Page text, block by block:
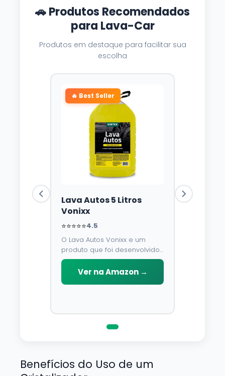
🚗 Produtos Recomendados
para Lava-Car
Produtos em destaque para facilitar sua
escolha
🔥 Best Seller
Lava Autos 5 Litros
Vonixx
⭐⭐⭐⭐⭐4.5
O Lava Autos Vonixx e um
produto que foi desenvolvido
para limpar, proteger e
conservar a lataria do veiculo.
Por possuir pH neutro, pode
Ver na Amazon →
Benefícios do Uso de um